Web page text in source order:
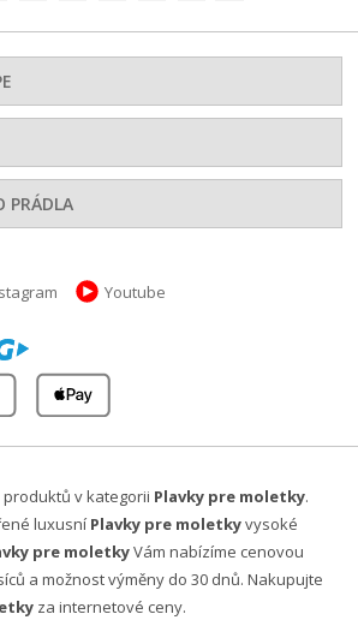
PRÁDLA
Youtube
produktů v kategorii Plavky pre moletky.
luxusní Plavky pre moletkyvysoké
pre moletkyVám nabízíme cenovou
a možnost výměny do 30 dnů. Nakupujte
za internetové ceny.